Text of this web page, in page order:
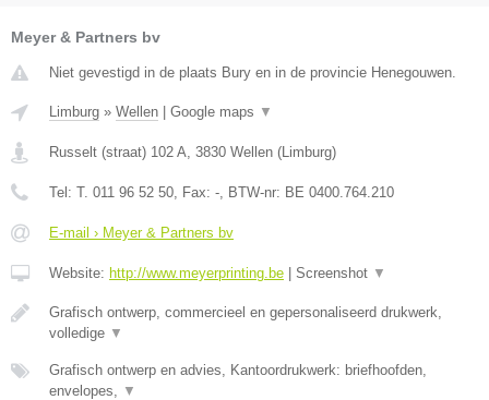
Meyer & Partners bv
Niet gevestigd in de plaats Bury en in de provincie Henegouwen.
Limburg » Wellen Google maps ▼
Russelt (straat) 102 A 3830 Wellen ( Limburg)
Tel: T. 011 96 52 50 , Fax: - , BTW-nr: BE 0400.764.210
E-mail › Meyer & Partners bv
Website: http://www.meyerprinting.be Screenshot ▼
Grafisch ontwerp, commercieel en gepersonaliseerd drukwerk,
volledige ▼
Grafisch ontwerp en advies, Kantoordrukwerk: briefhoofden,
envelopes,
▼